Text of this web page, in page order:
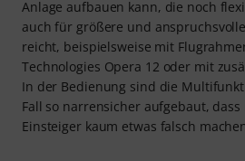
Anlage aufbauen kann, die noch
auch für größere und
reicht, beispielsweise mit
Technologies Opera 12 oder mit
In der Bedienung sind die
Fall so narrensicher aufgebaut, dass
Einsteiger kaum etwas falsch